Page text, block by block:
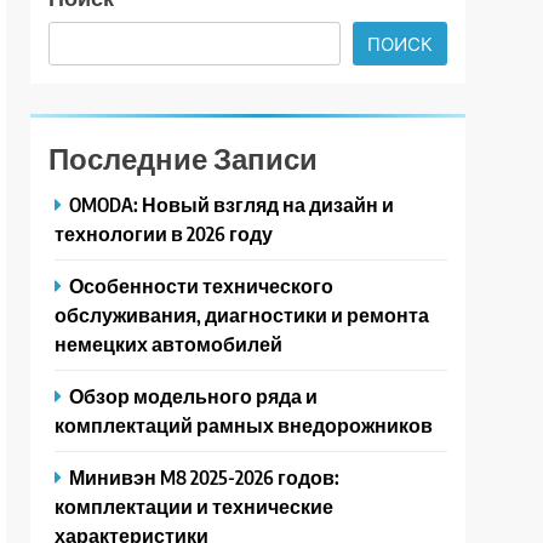
ПОИСК
Последние Записи
OMODA: Новый взгляд на дизайн и
технологии в 2026 году
Особенности технического
обслуживания, диагностики и ремонта
немецких автомобилей
Обзор модельного ряда и
комплектаций рамных внедорожников
Минивэн M8 2025-2026 годов:
комплектации и технические
характеристики